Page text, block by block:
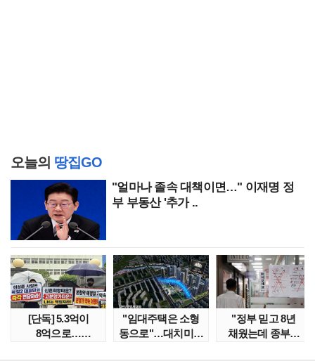
오늘의 땅집GO
"얼마나 졸속 대책이면…" 이재명 정
부 부동산 '추가 ..
[단독] 5.3억이
8억으로…
"임대주택은 소형
동으로"…대치미도
"정부 믿고 8년
채웠는데 종부세